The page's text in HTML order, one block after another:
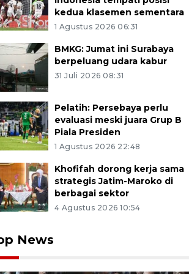
kedua klasemen sementara
1 Agustus 2026 06:31
BMKG: Jumat ini Surabaya
berpeluang udara kabur
31 Juli 2026 08:31
Pelatih: Persebaya perlu
evaluasi meski juara Grup B
Piala Presiden
1 Agustus 2026 22:48
Khofifah dorong kerja sama
strategis Jatim-Maroko di
berbagai sektor
4 Agustus 2026 10:54
News